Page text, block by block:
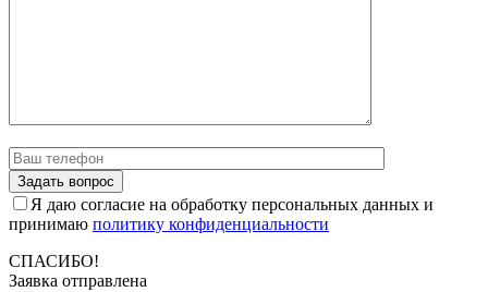
Я даю согласие на обработку персональных данных и
принимаю политику конфиденциальности
СПАСИБО!
Заявка отправлена